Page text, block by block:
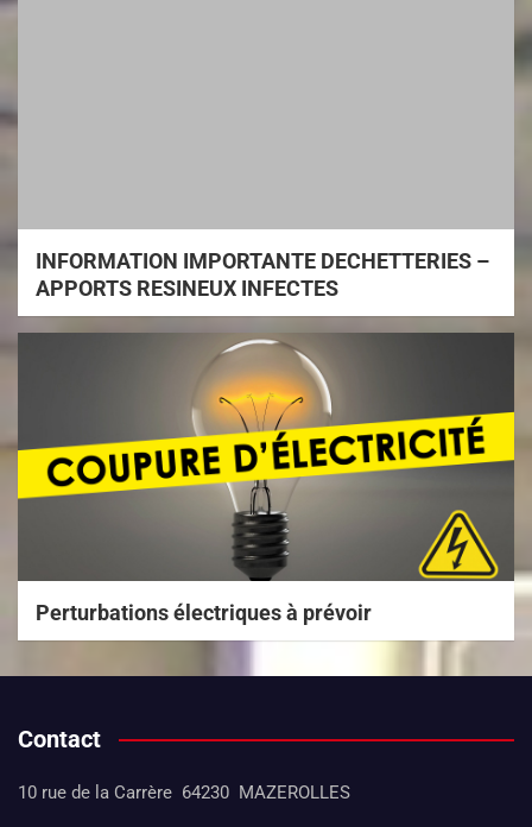
INFORMATION IMPORTANTE DECHETTERIES –
APPORTS RESINEUX INFECTES
Perturbations électriques à prévoir
Contact
10 rue de la Carrère 64230 MAZEROLLES